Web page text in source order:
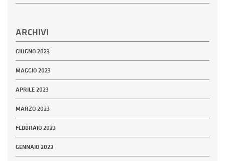
ARCHIVI
GIUGNO 2023
MAGGIO 2023
APRILE 2023
MARZO 2023
FEBBRAIO 2023
GENNAIO 2023